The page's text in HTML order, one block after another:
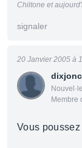
Chiltone et
signaler
Membre
20 Janvier 2005 à
Vous